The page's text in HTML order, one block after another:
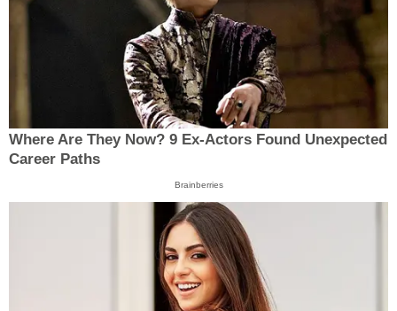
Where Are They Now? 9 Ex-Actors Found Unexpected
Career Paths
Brainberries